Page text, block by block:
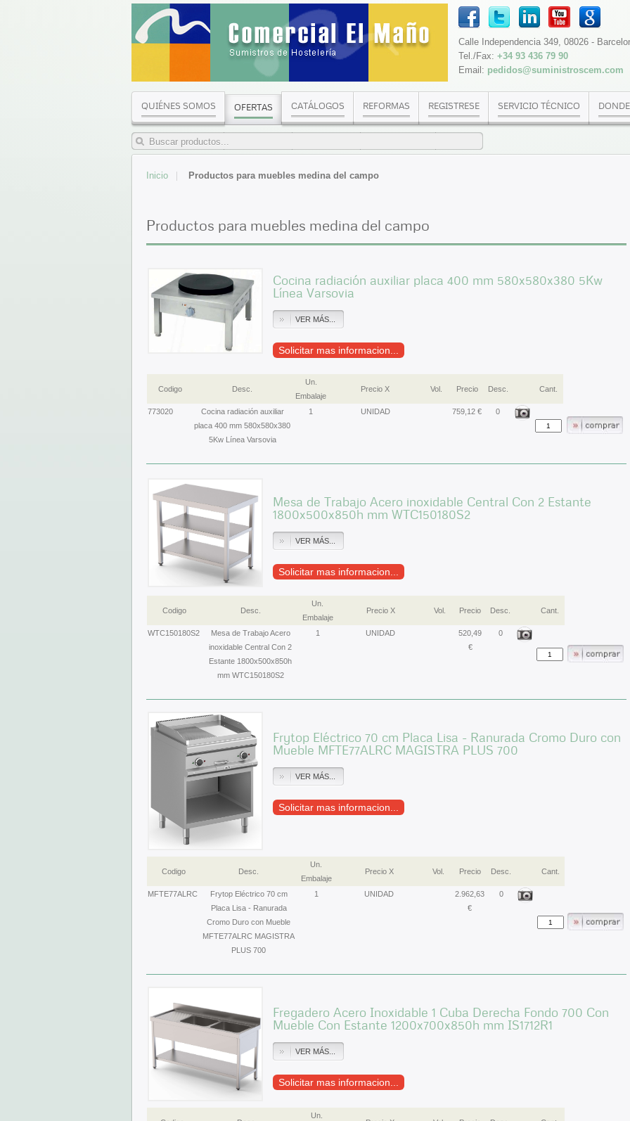
Calle Independencia 349, 08026 -
Tel./Fax: +34 93 436 79 90
Email: pedidos@suministroscem.com
QUIÉNES SOMOS OFERTAS CATÁLOGOS REFORMAS REGISTRESE SERVICIO TÉCNICO
Inicio Productos para muebles medina del campo
Productos para muebles medina del campo
Cocina radiación auxiliar placa 400 mm 580x580x380 5Kw
Línea Varsovia
VER MÁS...
Solicitar mas informacion...
Codigo Desc.
Un.
Embalaje
Precio X Vol. Precio Desc. Cant.
773020
Cocina radiación auxiliar
placa 400 mm 580x580x380
5Kw Línea Varsovia
1 UNIDAD 759,12 € 0
Mesa de Trabajo Acero inoxidable Central Con 2 Estante
1800x500x850h mm WTC150180S2
VER MÁS...
Solicitar mas informacion...
Codigo Desc.
Un.
Embalaje
Precio X Vol. Precio Desc. Cant.
WTC150180S2
Mesa de Trabajo Acero
inoxidable Central Con 2
Estante 1800x500x850h
mm WTC150180S2
1 UNIDAD
520,49
€
0
Frytop Eléctrico 70 cm Placa Lisa - Ranurada Cromo Duro con
Mueble MFTE77ALRC MAGISTRA PLUS 700
VER MÁS...
Solicitar mas informacion...
Codigo Desc.
Un.
Embalaje
Precio X Vol. Precio Desc. Cant.
MFTE77ALRC
Frytop Eléctrico 70 cm
Placa Lisa - Ranurada
Cromo Duro con Mueble
MFTE77ALRC MAGISTRA
PLUS 700
1 UNIDAD
2.962,63
€
0
Fregadero Acero Inoxidable 1 Cuba Derecha Fondo 700 Con
Mueble Con Estante 1200x700x850h mm IS1712R1
VER MÁS...
Solicitar mas informacion...
Un.